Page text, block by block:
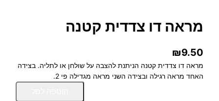
מראה דו צדדית קטנה
₪9.50
מראה דו צדדית קטנה הניתנת להצבה על שולחן או לתליה. בצידה
האחד מראה רגילה ובצידה השני מראה מגדילה פי 2.
כ